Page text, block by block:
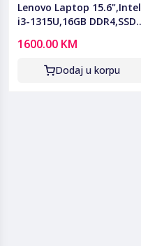
Lenovo Laptop 15.6",Intel
i3-1315U,16GB DDR4,SSD
21H4SCVL00
1600.00 KM
Dodaj u korpu